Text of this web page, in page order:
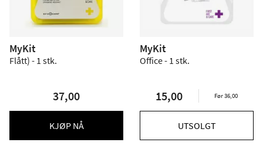
MyKit
Flått) - 1 stk.
37,00
KJØP NÅ
MyKit
Office - 1 stk.
15,00 Før 36,00
UTSOLGT